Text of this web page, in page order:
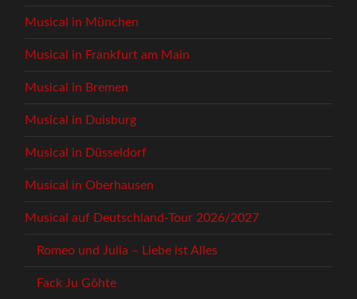
Musical in München
Musical in Frankfurt am Main
Musical in Bremen
Musical in Duisburg
Musical in Düsseldorf
Musical in Oberhausen
Musical auf Deutschland-Tour 2026/2027
Romeo und Julia – Liebe ist Alles
Fack Ju Göhte